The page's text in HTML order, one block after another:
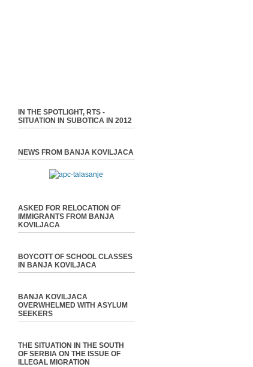
IN THE SPOTLIGHT, RTS -
SITUATION IN SUBOTICA IN 2012
NEWS FROM BANJA KOVILJACA
ASKED FOR RELOCATION OF
IMMIGRANTS FROM BANJA
KOVILJACA
BOYCOTT OF SCHOOL CLASSES
IN BANJA KOVILJACA
BANJA KOVILJACA
OVERWHELMED WITH ASYLUM
SEEKERS
THE SITUATION IN THE SOUTH
OF SERBIA ON THE ISSUE OF
ILLEGAL MIGRATION